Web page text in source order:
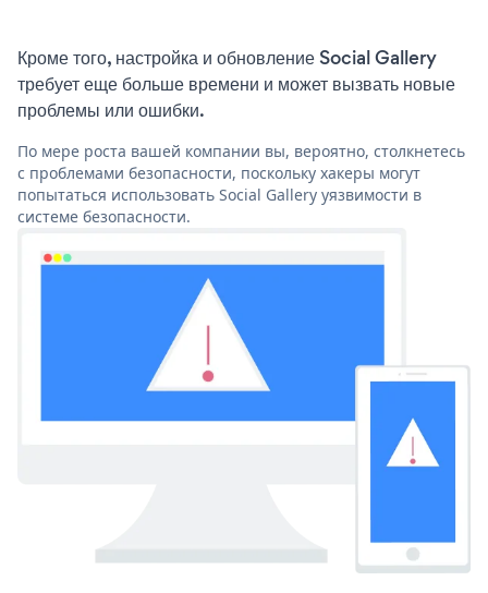
Кроме того, настройка и обновление Social Gallery
требует еще больше времени и может вызвать новые
проблемы или ошибки.
По мере роста вашей компании вы, вероятно, столкнетесь
с проблемами безопасности, поскольку хакеры могут
попытаться использовать Social Gallery уязвимости в
системе безопасности.